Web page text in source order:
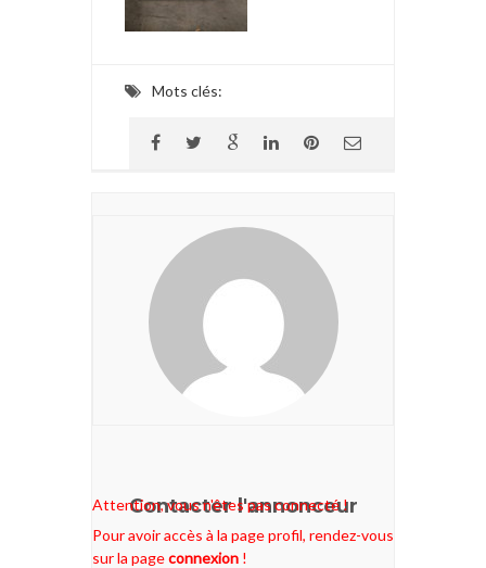
Mots clés:
Contacter l'annonceur
Attention, vous n'êtes pas connecté !
Pour avoir accès à la page profil, rendez-vous
sur la pageconnexion !